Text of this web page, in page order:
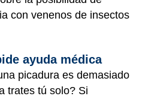
con venenos de insectos
ayuda médica
picadura es demasiado
trates tú solo? Si